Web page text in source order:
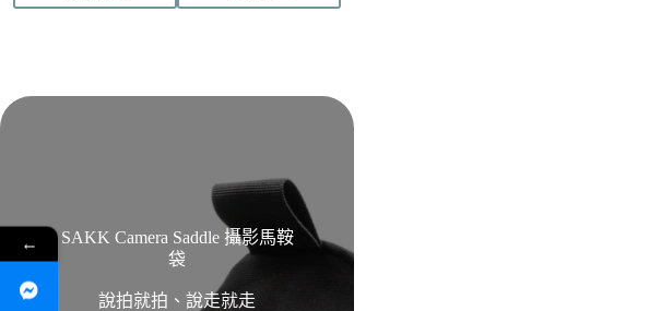
SAKK Camera Saddle 攝影馬鞍
袋
說拍就拍、說走就走
←